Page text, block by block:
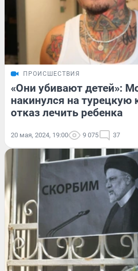
ПРОИСШЕСТВИЯ
«Они убивают детей»:
накинулся на турецкую
отказ лечить ребенка
20 мая, 2024, 19:00 9 075 37